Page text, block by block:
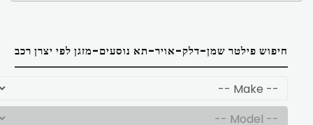
חיפוש פילטר שמן-דלק-אויר-תא נוסעים-מזגן לפי יצרן רכב